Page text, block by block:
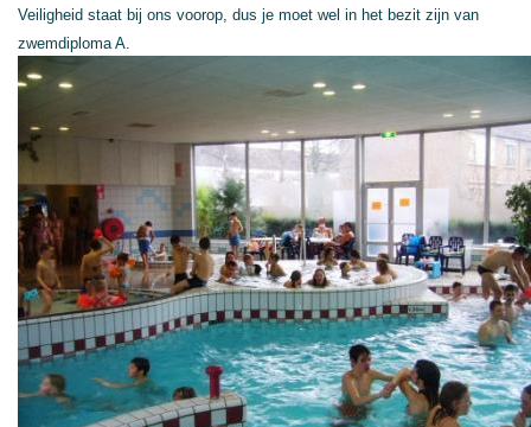
Veiligheid staat bij ons voorop, dus je moet wel in het bezit zijn van
zwemdiploma A.